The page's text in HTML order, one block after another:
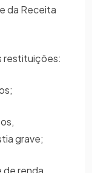
da Receita
restituições:
grave;